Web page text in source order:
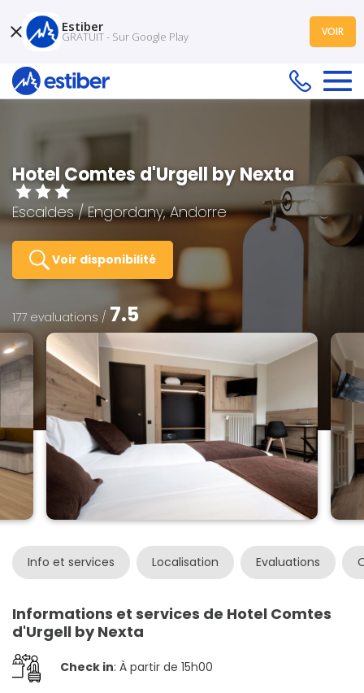
Hotel Comtes d'Urgell by Nexta
Escaldes / Engordany, Andorre
Voir disponibilité
177 evaluations / 7.5
Info et services Localisation Evaluations
Informations et services de Hotel Comtes
d'Urgell by Nexta
Check in: À partir de 15h00
Estiber
GRATUIT - Sur Google Play VOIR